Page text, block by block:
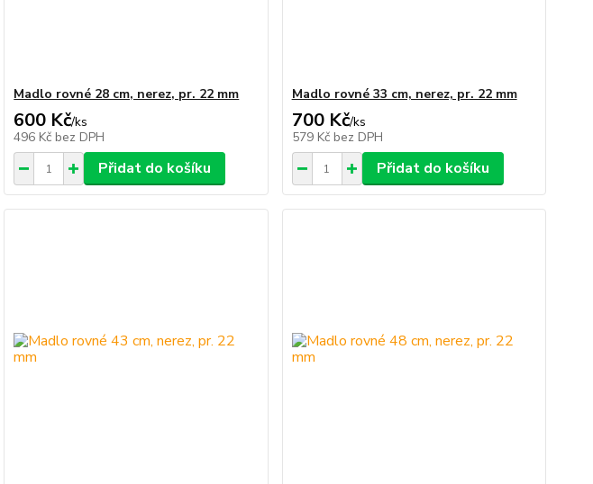
Madlo rovné 28 cm, nerez, pr. 22 mm
600 Kč/ks
496 Kč bez DPH
Přidat do košíku
Madlo rovné 33 cm, nerez, pr. 22 mm
700 Kč/ks
579 Kč bez DPH
Přidat do košíku